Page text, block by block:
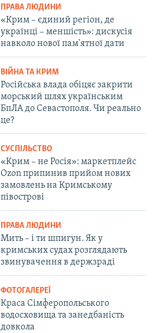
ПРАВА ЛЮДИНИ
«Крим – єдиний регіон, де
українці – меншість»: дискусія
навколо нової пам'ятної дати
ВІЙНА ТА КРИМ
Російська влада обіцяє закрити
морський шлях українським
БпЛА до Севастополя. Чи реально
це?
СУСПІЛЬСТВО
«Крим – не Росія»: маркетплейс
Ozon припинив прийом нових
замовлень на Кримському
півострові
ПРАВА ЛЮДИНИ
Мить – і ти шпигун. Як у
кримських судах розглядають
звинувачення в держзраді
ФОТОГАЛЕРЕЇ
Краса Сімферопольського
водосховища та занедбаність
довкола